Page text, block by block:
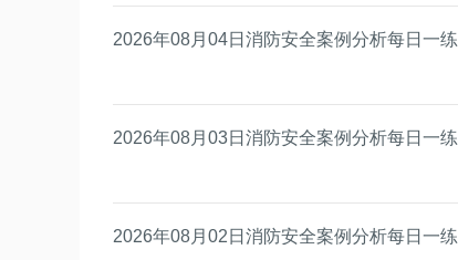
2026年08月04日消防安全案例分析每日一练
2026年08月03日消防安全案例分析每日一练
2026年08月02日消防安全案例分析每日一练